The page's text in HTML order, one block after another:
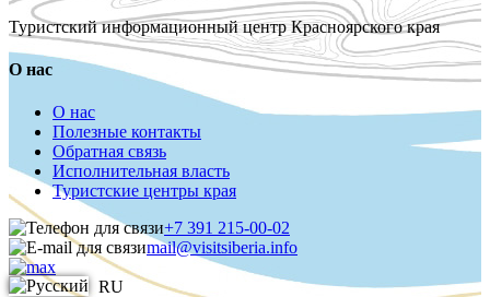
Туристский информационный центр Красноярского края
О нас
О нас
Полезные контакты
Обратная связь
Исполнительная власть
Туристские центры края
+7 391 215-00-02
mail@visitsiberia.info
RU